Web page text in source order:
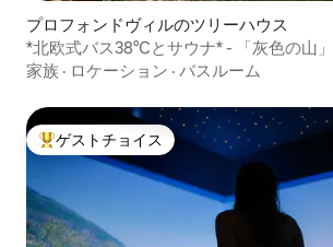
プロフォンドヴィルのツリーハウス
*北欧式バス38°Cとサウナ* - 「灰色の山」
家族 · ロケーション · バスルーム
大好評のゲストチョイスです。
ゲストチョイス